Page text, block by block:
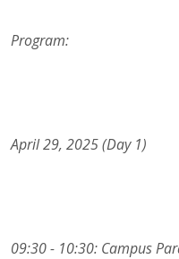
Program:
April 29, 2025 (Day 1)
09:30 - 10:30: Campus